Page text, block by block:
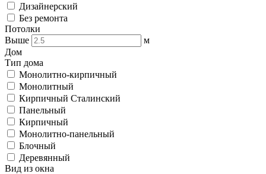
Дизайнерский
Без ремонта
Потолки
Выше
м
Дом
Тип дома
Монолитно-кирпичный
Монолитный
Кирпичный Сталинский
Панельный
Кирпичный
Монолитно-панельный
Блочный
Деревянный
Вид из окна